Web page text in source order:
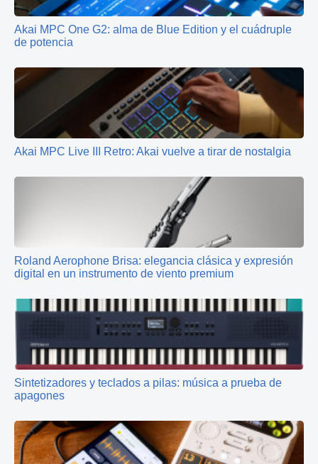
Akai MPC One G2: alma de Blue Edition y el cuádruple
de potencia
Akai MPC Live III Retro: Akai vuelve a tirar de nostalgia
Roland Aerophone Brisa: elegancia clásica y expresión
digital en un instrumento de viento premium
Sintetizadores y teclados a pilas: música a prueba de
apagones